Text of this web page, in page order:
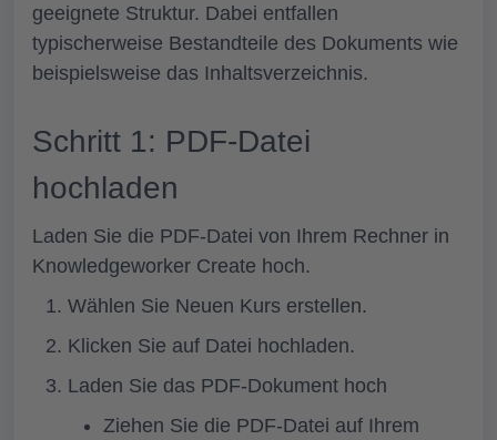
geeignete Struktur. Dabei entfallen
typischerweise Bestandteile des Dokuments wie
beispielsweise das Inhaltsverzeichnis.
Schritt 1: PDF-Datei
hochladen
Laden Sie die PDF-Datei von Ihrem Rechner in
Knowledgeworker Create hoch.
Wählen Sie Neuen Kurs erstellen.
Klicken Sie auf Datei hochladen.
Laden Sie das PDF-Dokument hoch
Ziehen Sie die PDF-Datei auf Ihrem